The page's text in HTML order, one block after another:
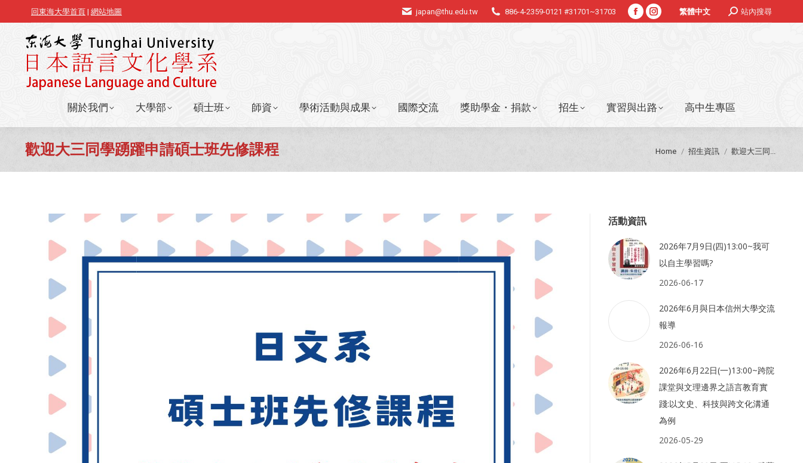
回東海大學首頁 | 網站地圖 japan@thu.edu.tw 886-4-2359-0121 #31701~31703
FacebookInstagram
繁體中文 Search:站內搜尋
關於我們 大學部 碩士班 師資 學術活動與成果 國際交流 獎助學金・捐款 招生 實習與出路 高中生專區
歡迎大三同學踴躍申請碩士班先修課程 You are here:
Home 招生資訊 歡迎大三同...
活動資訊
2026年7月9日(四)13:00~我可
以自主學習嗎?
2026-06-17
2026年6月與日本信州大學交流
報導
2026-06-16
2026年6月22日(一)13:00~跨院
課堂與文理邊界之語言教育實
踐:以文史、科技與跨文化溝通
為例
2026-05-29
關於我們 大學部 碩士班 師資 學術活動與成果 國際交流 獎助學金・捐款 招生 實習與出路 高中生專區